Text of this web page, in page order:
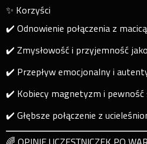
✨ Korzyści
✔️ Odnowienie połączenia z
✔️ Zmysłowość i przyjemność
✔️ Przepływ emocjonalny i
✔️ Kobiecy magnetyzm i pewność
✔️ Głębsze połączenie z